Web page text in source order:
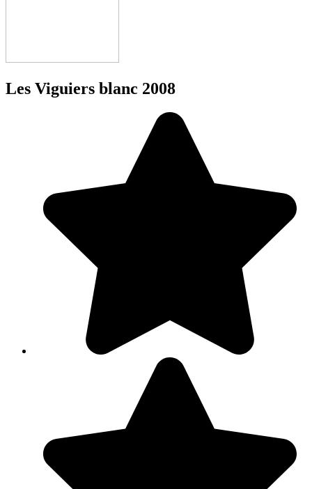
Les Viguiers blanc 2008